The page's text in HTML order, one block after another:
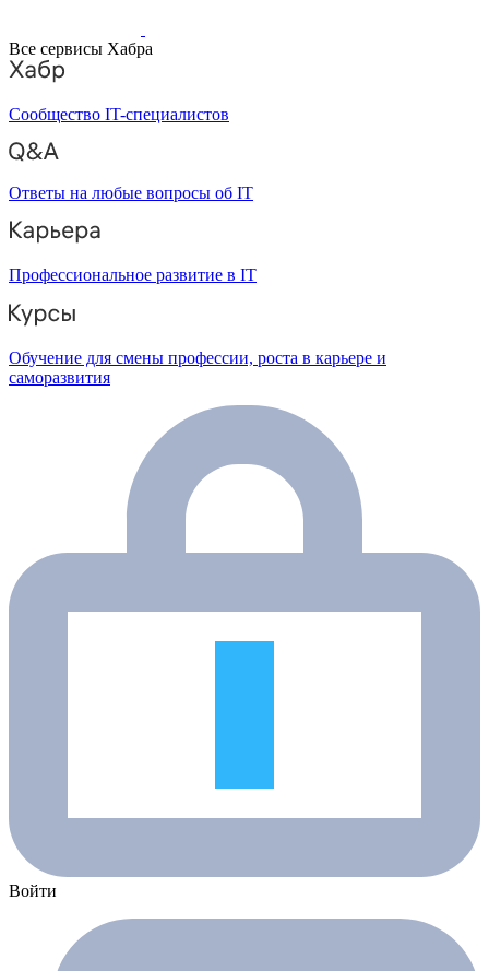
Все сервисы Хабра
Сообщество IT-специалистов
Ответы на любые вопросы об IT
Профессиональное развитие в IT
Обучение для смены профессии, роста в карьере и
саморазвития
Войти